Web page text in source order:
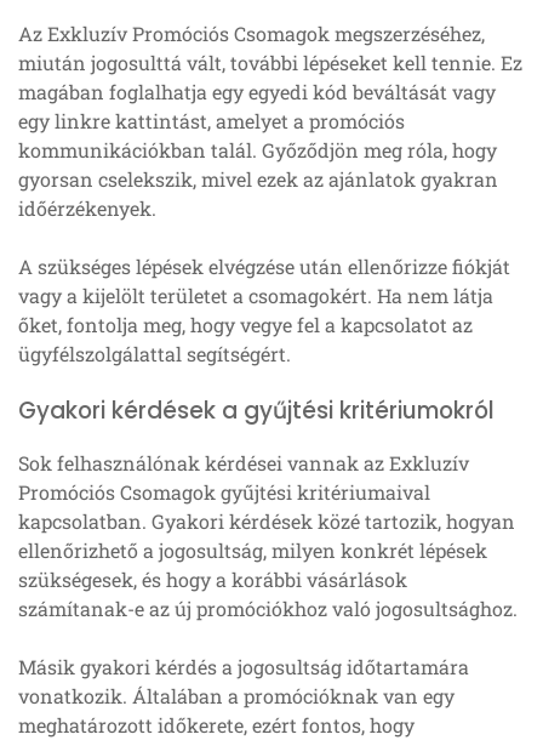
Az Exkluzív Promóciós Csomagok megszerzéséhez,
miután jogosulttá vált, további lépéseket kell tennie. Ez
magában foglalhatja egy egyedi kód beváltását vagy
egy linkre kattintást, amelyet a promóciós
kommunikációkban talál. Győződjön meg róla, hogy
gyorsan cselekszik, mivel ezek az ajánlatok gyakran
időérzékenyek.
A szükséges lépések elvégzése után ellenőrizze fiókját
vagy a kijelölt területet a csomagokért. Ha nem látja
őket, fontolja meg, hogy vegye fel a kapcsolatot az
ügyfélszolgálattal segítségért.
Gyakori kérdések a gyűjtési kritériumokról
Sok felhasználónak kérdései vannak az Exkluzív
Promóciós Csomagok gyűjtési kritériumaival
kapcsolatban. Gyakori kérdések közé tartozik, hogyan
ellenőrizhető a jogosultság, milyen konkrét lépések
szükségesek, és hogy a korábbi vásárlások
számítanak-e az új promóciókhoz való jogosultsághoz.
Másik gyakori kérdés a jogosultság időtartamára
vonatkozik. Általában a promócióknak van egy
meghatározott időkerete, ezért fontos, hogy